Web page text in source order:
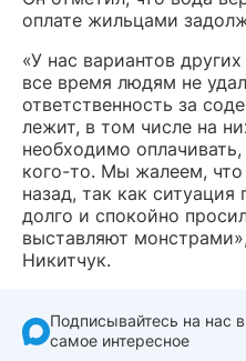
оплате жильцами
«У нас вариантов
все время людям не
ответственность за
лежит, в том числе на
необходимо
кого-то. Мы жалеем, что
назад, так как
долго и спокойно
выставляют
Никитчук.
Подписывайтесь на нас в
самое интересное